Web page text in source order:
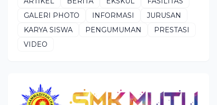
GALERI PHOTO
INFORMASI
JURUSAN
KARYA SISWA
PENGUMUMAN
PRESTASI
VIDEO